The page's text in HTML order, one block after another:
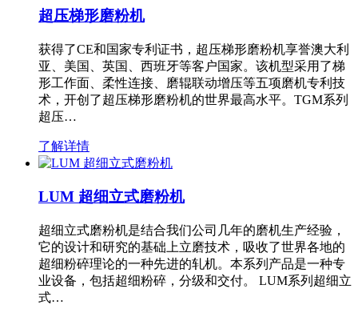
超压梯形磨粉机
获得了CE和国家专利证书，超压梯形磨粉机享誉澳大利
亚、美国、英国、西班牙等客户国家。该机型采用了梯
形工作面、柔性连接、磨辊联动增压等五项磨机专利技
术，开创了超压梯形磨粉机的世界最高水平。TGM系列
超压…
了解详情
LUM 超细立式磨粉机
超细立式磨粉机是结合我们公司几年的磨机生产经验，
它的设计和研究的基础上立磨技术，吸收了世界各地的
超细粉碎理论的一种先进的轧机。本系列产品是一种专
业设备，包括超细粉碎，分级和交付。 LUM系列超细立
式…